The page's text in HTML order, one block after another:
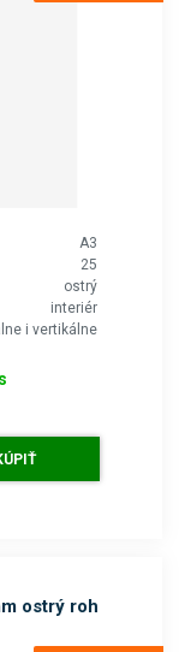
A3
25
ostrý
interiér
i vertikálne
ostrý roh